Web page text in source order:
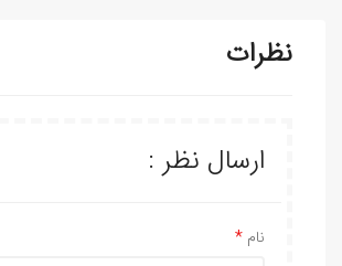
نظرات
ارسال نظر :
نام